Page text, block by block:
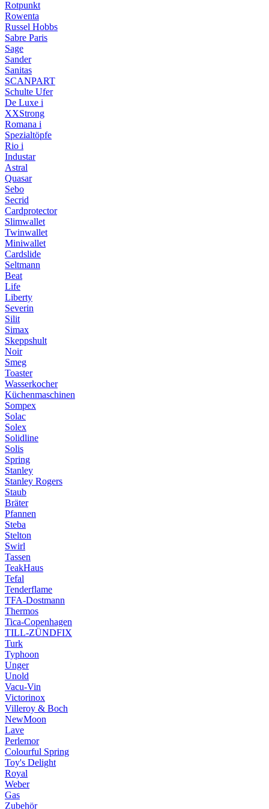
Rotpunkt
Rowenta
Russel Hobbs
Sabre Paris
Sage
Sander
Sanitas
SCANPART
Schulte Ufer
De Luxe i
XXStrong
Romana i
Spezialtöpfe
Rio i
Industar
Astral
Quasar
Sebo
Secrid
Cardprotector
Slimwallet
Twinwallet
Miniwallet
Cardslide
Seltmann
Beat
Life
Liberty
Severin
Silit
Simax
Skeppshult
Noir
Smeg
Toaster
Wasserkocher
Küchenmaschinen
Sompex
Solac
Solex
Solidline
Solis
Spring
Stanley
Stanley Rogers
Staub
Bräter
Pfannen
Steba
Stelton
Swirl
Tassen
TeakHaus
Tefal
Tenderflame
TFA-Dostmann
Thermos
Tica-Copenhagen
TILL-ZÜNDFIX
Turk
Typhoon
Unger
Unold
Vacu-Vin
Victorinox
Villeroy & Boch
NewMoon
Lave
Perlemor
Colourful Spring
Toy's Delight
Royal
Weber
Gas
Zubehör